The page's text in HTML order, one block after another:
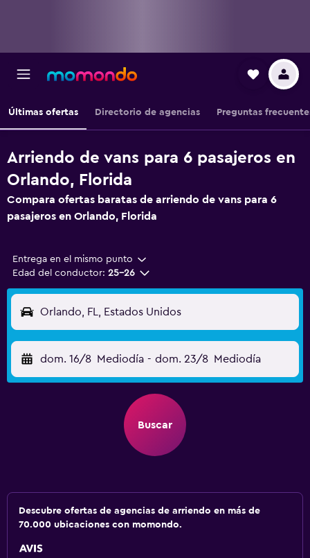
Últimas ofertas Directorio de agencias Preguntas
Arriendo de vans para 6 pasajeros en
Orlando, Florida
Compara ofertas baratas de arriendo de vans para 6
pasajeros en Orlando, Florida
Entrega en el mismo punto
Edad del conductor: 25-26
Orlando, FL, Estados Unidos
dom. 16/8 Mediodía - dom. 23/8 Mediodía
Buscar
Descubre ofertas de agencias de arriendo en más de
70.000 ubicaciones con momondo.